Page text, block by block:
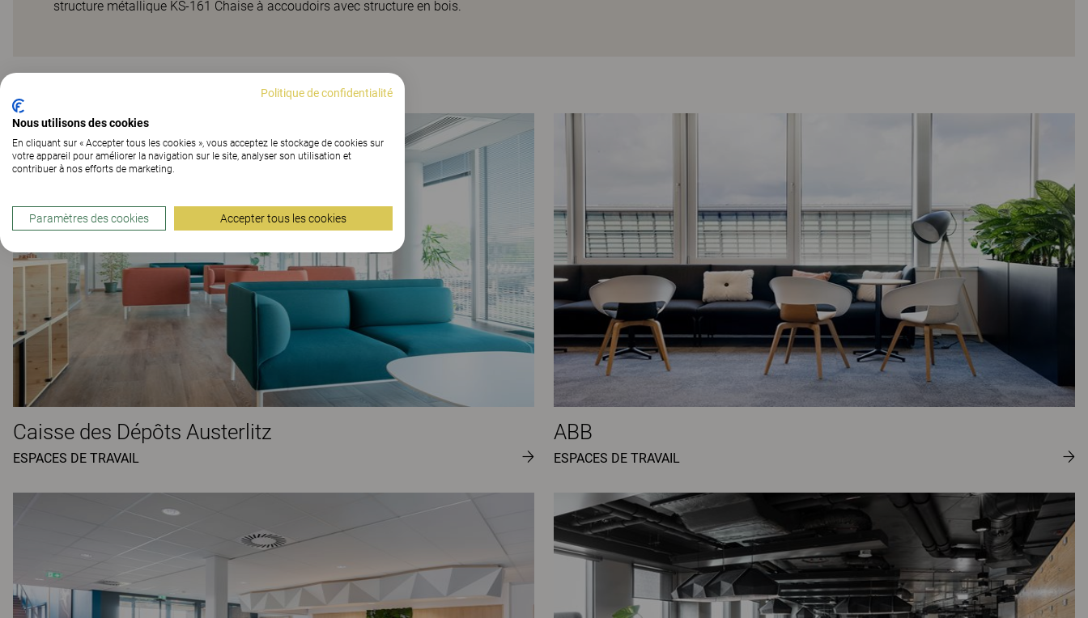
structure métallique KS-161 Chaise à accoudoirs avec structure en bois.
Caisse des Dépôts Austerlitz
ESPACES DE TRAVAIL
ABB
ESPACES DE TRAVAIL
Politique de confidentialité
Nous utilisons des cookies
En cliquant sur « Accepter tous les cookies », vous acceptez le stockage de cookies sur
votre appareil pour améliorer la navigation sur le site, analyser son utilisation et
contribuer à nos efforts de marketing.
Paramètres des cookies Accepter tous les cookies